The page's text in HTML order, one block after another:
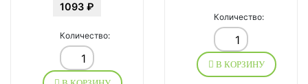
1093 ₽
Количество:
Количество:
В КОРЗИНУ